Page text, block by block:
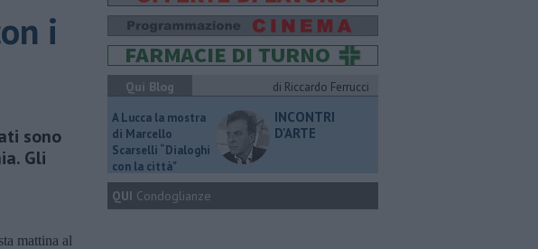
i
sono
Gli
mattina al
Qui Blog
di Riccardo Ferrucci
A Lucca la mostra
di Marcello
Scarselli “Dialoghi
con la città"
INCONTRI
D'ARTE
QUI Condoglianze